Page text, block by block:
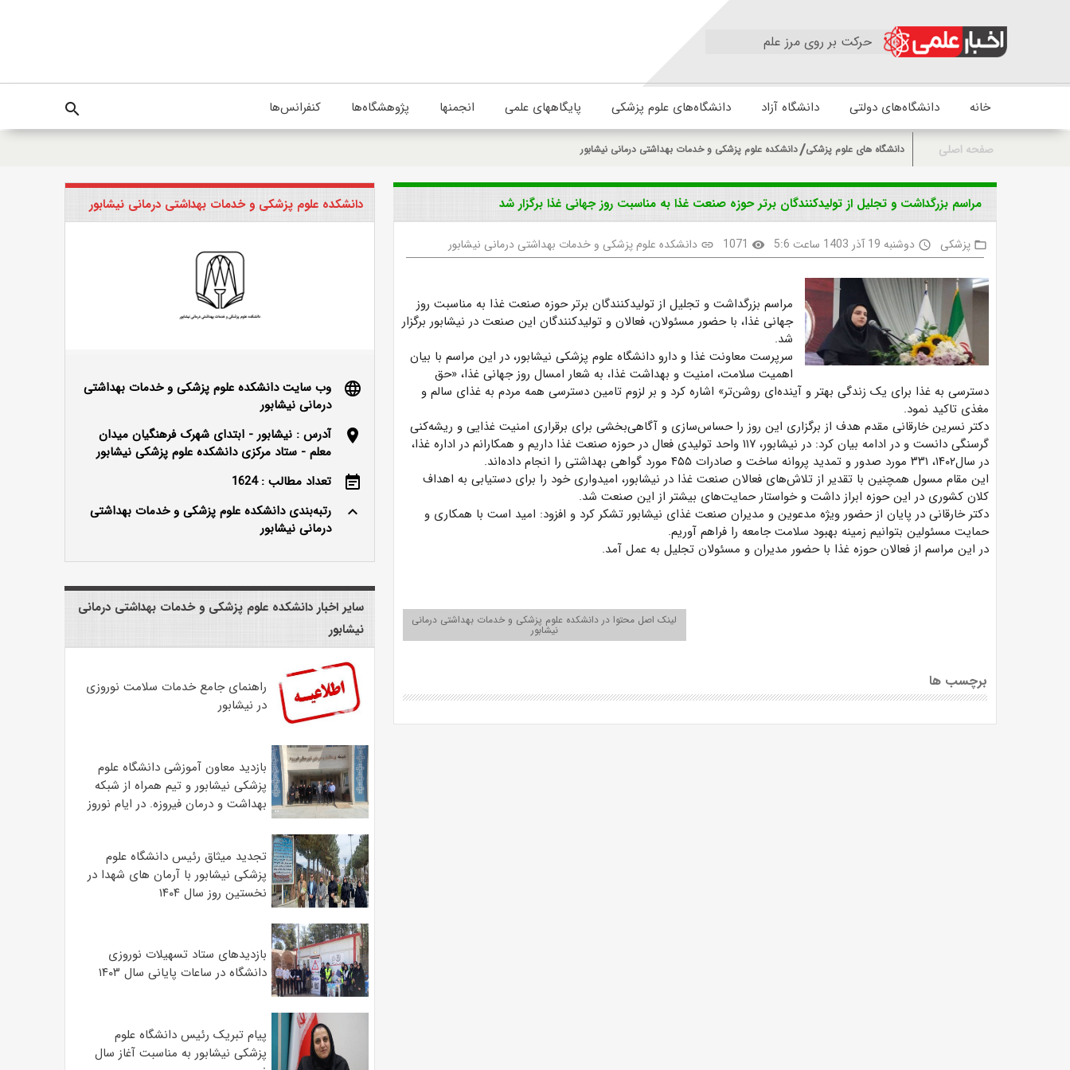
حرکت بر روی مرز علم
خانه دانشگاه‌های دولتی دانشگاه آزاد دانشگاه‌های علوم پزشکی پایگاههای علمی انجمنها پژوهشگاه‌ها کنفرانس‌ها search
صفحه اصلی دانشگاه های علوم پزشکی دانشکده علوم پزشکی و خدمات بهداشتی درمانی نیشابور
‍ مراسم بزرگداشت و تجلیل از تولیدکنندگان برتر حوزه صنعت غذا به مناسبت روز جهانی غذا برگزار شد
folder_open پزشکی access_time دوشنبه 19 آذر 1403 ساعت 5:6 visibility
1071
link دانشکده علوم پزشکی و خدمات بهداشتی درمانی نیشابور
مراسم بزرگداشت و تجلیل از تولیدکنندگان برتر حوزه صنعت غذا به مناسبت روز
جهانی غذا، با حضور مسئولان، فعالان و تولیدکنندگان این صنعت در نیشابور برگزار
شد.
سرپرست معاونت غذا و دارو دانشگاه علوم پزشکی نیشابور، در این مراسم با بیان
اهمیت سلامت، امنیت و بهداشت غذا، به شعار امسال روز جهانی غذا، «حق
دسترسی به غذا برای یک زندگی بهتر و آینده‌ای روشن‌تر» اشاره کرد و بر لزوم تامین دسترسی همه مردم به غذای سالم و
مغذی تاکید نمود.
دکتر نسرین خارقانی مقدم هدف از برگزاری این روز را حساس‌سازی و آگاهی‌بخشی برای برقراری امنیت غذایی و ریشه‌کنی
گرسنگی دانست و در ادامه بیان کرد: در نیشابور، ۱۱۷ واحد تولیدی فعال در حوزه صنعت غذا داریم و همکارانم در اداره غذا،
در سال۱۴۰۲، ۳۳۱ مورد صدور و تمدید پروانه ساخت و صادرات ۴۵۵ مورد گواهی بهداشتی را انجام داده‌اند.
این مقام مسول همچنین با تقدیر از تلاش‌های فعالان صنعت غذا در نیشابور، امیدواری خود را برای دستیابی به اهداف
کلان کشوری در این حوزه ابراز داشت و خواستار حمایت‌های بیشتر از این صنعت شد.
دکتر خارقانی در پایان از حضور ویژه مدعوین و مدیران صنعت غذای نیشابور تشکر کرد و افزود: امید است با همکاری و
حمایت مسئولین بتوانیم زمینه بهبود سلامت جامعه را فراهم آوریم.
در این مراسم از فعالان حوزه غذا با حضور مدیران و مسئولان تجلیل به عمل آمد.
لینک اصل محتوا در دانشکده علوم پزشکی و خدمات بهداشتی درمانی
نیشابور
برچسب ها
دانشکده علوم پزشکی و خدمات بهداشتی درمانی نیشابور
language
وب سایت دانشکده علوم پزشکی و خدمات بهداشتی
درمانی نیشابور
location_on
آدرس : نیشابور - ابتدای شهرک فرهنگیان میدان
معلم - ستاد مرکزی دانشکده علوم پزشکی نیشابور
event_note
تعداد مطالب : 1624
keyboard_arrow_up
رتبه‌بندی دانشکده علوم پزشکی و خدمات بهداشتی
درمانی نیشابور
سایر اخبار دانشکده علوم پزشکی و خدمات بهداشتی درمانی
نیشابور
راهنمای جامع خدمات سلامت نوروزی
در نیشابور
بازدید معاون آموزشی دانشگاه علوم
پزشکی نیشابور و تیم همراه از شبکه
بهداشت و درمان فیروزه. در ایام نوروز
تجدید میثاق رئیس دانشگاه علوم
پزشکی نیشابور با آرمان های شهدا در
نخستین روز سال ۱۴۰۴
بازدیدهای ستاد تسهیلات نوروزی
دانشگاه در ساعات پایانی سال ۱۴۰۳
پیام تبریک رئیس دانشگاه علوم
پزشکی نیشابور به مناسبت آغاز سال